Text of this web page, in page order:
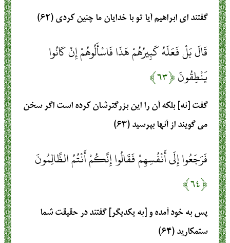
گفتند اى ابراهيم آيا تو با خدايان ما چنين كردى (۶۲)
قَالَ بَلْ فَعَلَهُ كَبِيرُهُمْ هَذَا فَاسْأَلُوهُمْ إِنْ كَانُوا
يَنْطِقُونَ﴿۶۳﴾
گفت [نه] بلكه آن را اين بزرگترشان كرده است اگر سخن
مى‏ گويند از آنها بپرسيد (۶۳)
فَرَجَعُوا إِلَى أَنْفُسِهِمْ فَقَالُوا إِنَّكُمْ أَنْتُمُ الظَّالِمُونَ
﴿۶۴﴾
پس به خود آمده و [به يكديگر] گفتند در حقيقت‏ شما
ستمكاريد (۶۴)